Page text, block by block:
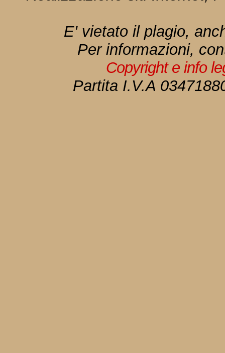
E' vietato il plagio,
Per informazioni,
Copyright e info
Partita I.V.A